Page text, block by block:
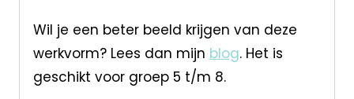
Wil je een beter beeld krijgen van deze
werkvorm? Lees dan mijn blog. Het is
geschikt voor groep 5 t/m 8.